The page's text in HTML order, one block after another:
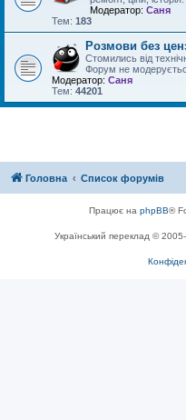
Модератор: Саня
Тем: 183
Розмови без
Стомились від
Форум не
Модератор: Саня
Тем: 44201
Головна Список форумів
Працює на phpBB®
Український переклад ©